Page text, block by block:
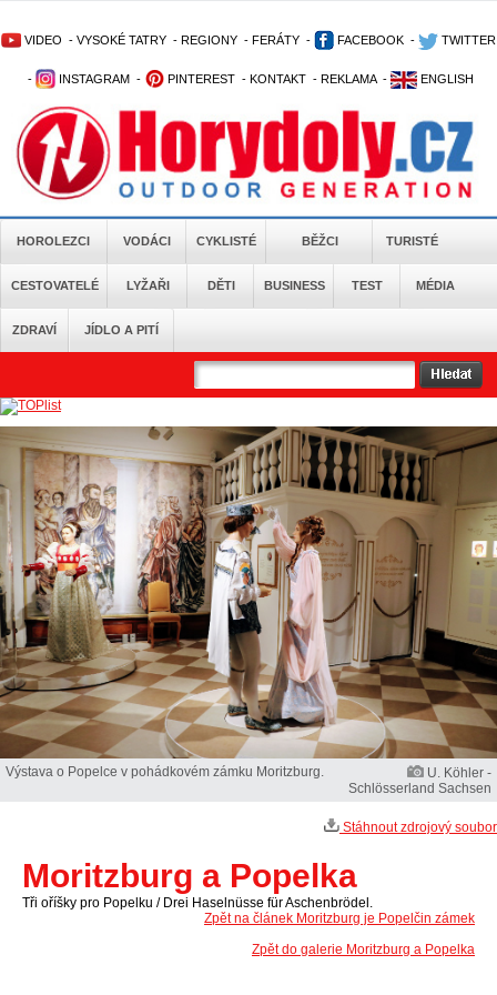
VIDEO - VYSOKÉ TATRY - REGIONY - FERÁTY - FACEBOOK - TWITTER
- INSTAGRAM - PINTEREST - KONTAKT - REKLAMA - ENGLISH
HOROLEZCI VODÁCI CYKLISTÉ BĚŽCI TURISTÉ
CESTOVATELÉ LYŽAŘI DĚTI BUSINESS TEST MÉDIA
ZDRAVÍ JÍDLO A PITÍ
Výstava o Popelce v pohádkovém zámku Moritzburg.
U. Köhler -
Schlösserland Sachsen
Stáhnout zdrojový soubor
Moritzburg a Popelka
Tři oříšky pro Popelku / Drei Haselnüsse für Aschenbrödel.
Zpět na článek Moritzburg je Popelčin zámek
Zpět do galerie Moritzburg a Popelka